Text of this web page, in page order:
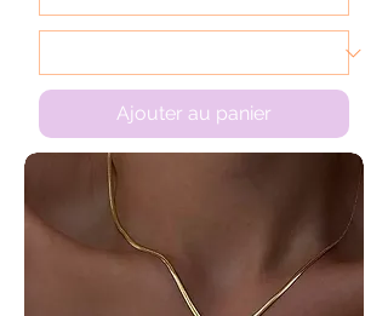
Ajouter au panier